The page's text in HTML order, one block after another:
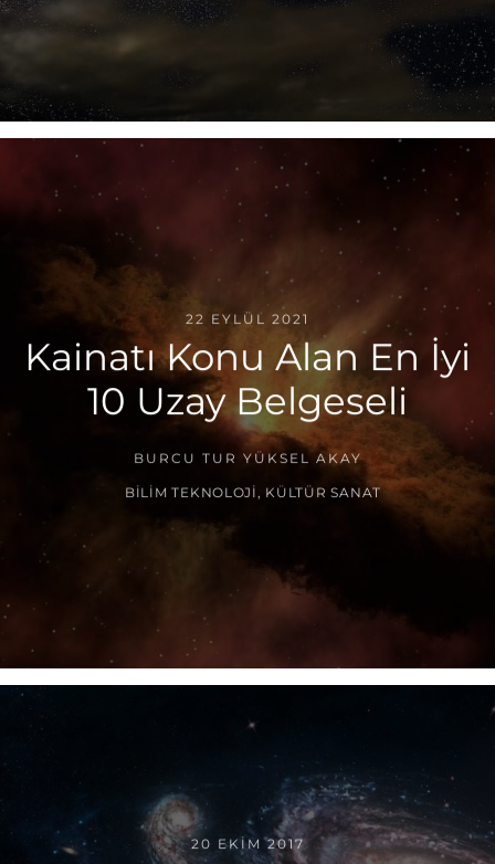
22 EYLÜL 2021
Kainatı Konu Alan En İyi
10 Uzay Belgeseli
BURCU TUR YÜKSEL AKAY
BILIM TEKNOLOJI KÜLTÜR SANAT
20 EKIM 2017